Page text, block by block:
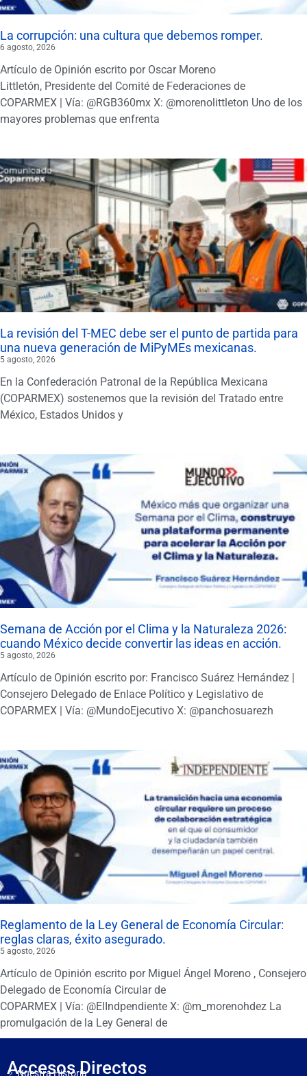
La corrupción: una cultura que debemos romper.
6 agosto, 2026
Artículo de Opinión escrito por Oscar Moreno
Littletón, Presidente del Comité de Federaciones de
COPARMEX | Vía: @RGB360mx X: @morenolittleton Uno de los
mayores problemas que enfrenta
La revisión del T-MEC debe ser el punto de partida para
una nueva generación de MiPyMEs mexicanas.
5 agosto, 2026
En la Confederación Patronal de la República Mexicana
(COPARMEX) sostenemos que la revisión del Tratado entre
México, Estados Unidos y
Semana de Acción por el Clima y la Naturaleza 2026:
cuando México decide convertir las ideas en acción.
5 agosto, 2026
Artículo de Opinión escrito por: Francisco Suárez Hernández |
Consejero Delegado de Enlace Político y Legislativo de
COPARMEX | Vía: @MundoEjecutivo X: @panchosuarezh
Reglamento de la Ley General de Economía Circular:
reglas claras, éxito asegurado.
5 agosto, 2026
Artículo de Opinión escrito por Miguel Ángel Moreno , Consejero
Delegado de Economía Circular de
COPARMEX | Vía: @ElIndpendiente X: @m_morenohdez La
promulgación de la Ley General de
Accesos Directos
Nuestra Historia